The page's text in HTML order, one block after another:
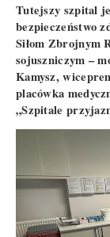
Tutejszy szpital
bezpieczeństwo
Siłom Zbrojnym
sojuszniczym –
Kamysz,
placówka
„Szpitale